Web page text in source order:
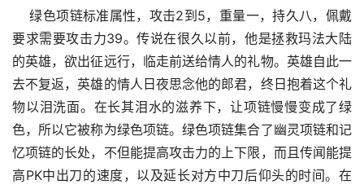
绿色项链标准属性，攻击2到5，重量一，持久八，佩戴
要求需要攻击力39。传说在很久以前，他是拯救玛法大陆
的英雄，欲出征远行，临走前送给情人的礼物。英雄自此一
去不复返，英雄的情人日夜思念他的郎君，终日抱着这个礼
物以泪洗面。在长其泪水的滋养下，让项链慢慢变成了绿
色，所以它被称为绿色项链。绿色项链集合了幽灵项链和记
忆项链的长处，不但能提高攻击力的上下限，而且传闻能提
高PK中出刀的速度，以及延长对方中刀后仰头的时间。在